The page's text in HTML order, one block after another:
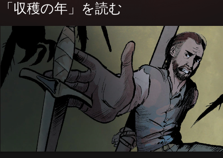
「収穫の年」を読む